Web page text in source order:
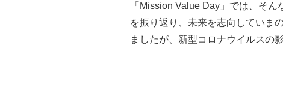
「Mission Value Day」では、そ
を振り返り、未来を志向していま
ましたが、新型コロナウイルスの